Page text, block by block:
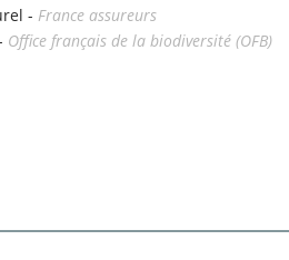
- France assureurs
Office français de la biodiversité (OFB)